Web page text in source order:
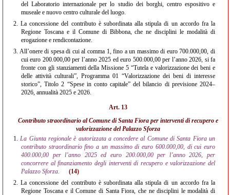
del Laboratorio internazionale per lo studio dei borghi, centro espositivo e
museale e nuovo centro culturale del luogo.
2. La concessione del contributo è subordinata alla stipula di un accordo fra la
Regione Toscana e il Comune di Bibbona, che ne disciplini le modalità di
erogazione e rendicontazione.
3. All’onere di spesa di cui al comma 1, fino a un massimo di euro 700.000,00, di
cui euro 200.000,00 per l’anno 2025 ed euro 500.000,00 per l’anno 2026, si fa
fronte con gli stanziamenti della Missione 5 “Tutela e valorizzazione dei beni e
delle attività culturali”, Programma 01 “Valorizzazione dei beni di interesse
storico”, Titolo 2 “Spese in conto capitale” del bilancio di previsione 2024–
2026, annualità 2025 e 2026.
Art. 13
Contributo straordinario al Comune di Santa Fiora per interventi di recupero e
valorizzazione del Palazzo Sforza
1. La Giunta regionale è autorizzata a concedere al Comune di Santa Fiora un
contributo straordinario fino a un massimo di euro 600.000,00, di cui euro
400.000,00 per l’anno 2025 ed euro 200.000,00 per l’anno 2026, per
concorrere al finanziamento degli interventi di recupero e valorizzazione del
Palazzo Sforza.
(14)
2. La concessione del contributo è subordinata alla stipula di un accordo fra la
Regione Toscana e il Comune di Santa Fiora, che ne disciplini le modalità di